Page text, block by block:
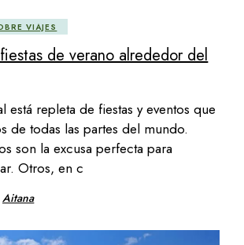
VIAJES
de verano alrededor del
está repleta de fiestas y eventos que
de todas las partes del mundo.
son la excusa perfecta para
Otros, en c
Aitana